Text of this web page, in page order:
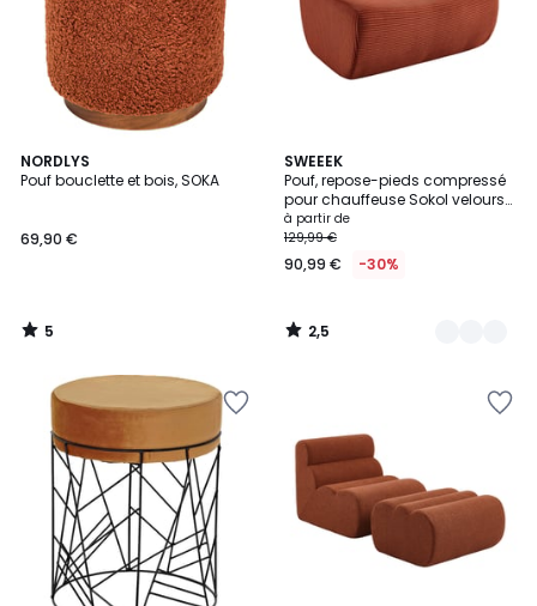
NORDLYS
Pouf bouclette et bois, SOKA
69,90 €
5
/
5
/
SWEEEK
Pouf, repose-pieds compressé
pour chauffeuse Sokol velours
côtelé SOKOL
à partir de
129,99 €
90,99 € -30%
2,5
/ 5
3
Couleurs
2,5
/